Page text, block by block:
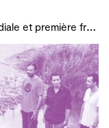
C
oncert, Création mondiale et première française, B!ME 2024